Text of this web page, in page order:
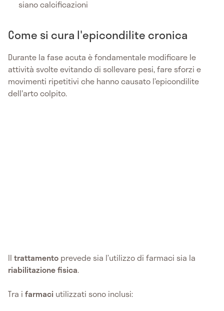
siano calcificazioni
Come si cura l'epicondilite cronica
Durante la fase acuta è fondamentale modificare le
attività svolte evitando di sollevare pesi, fare sforzi e
movimenti ripetitivi che hanno causato l’epicondilite
dell'arto colpito.
Il trattamento prevede sia l’utilizzo di farmaci sia la
riabilitazione fisica.
Tra i farmaci utilizzati sono inclusi: